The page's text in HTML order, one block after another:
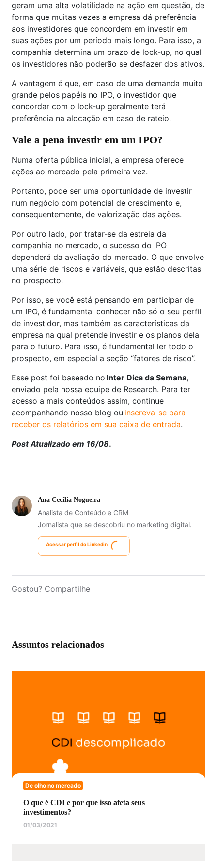
geram uma alta volatilidade na ação em questão, de
forma que muitas vezes a empresa dá preferência
aos investidores que concordem em investir em
suas ações por um período mais longo. Para isso, a
companhia determina um prazo de lock-up, no qual
os investidores não poderão se desfazer dos ativos.
A vantagem é que, em caso de uma demanda muito
grande pelos papéis no IPO, o investidor que
concordar com o lock-up geralmente terá
preferência na alocação em caso de rateio.
Vale a pena investir em um IPO?
Numa oferta pública inicial, a empresa oferece
ações ao mercado pela primeira vez.
Portanto, pode ser uma oportunidade de investir
num negócio com potencial de crescimento e,
consequentemente, de valorização das ações.
Por outro lado, por tratar-se da estreia da
companhia no mercado, o sucesso do IPO
dependerá da avaliação do mercado. O que envolve
uma série de riscos e variáveis, que estão descritas
no prospecto.
Por isso, se você está pensando em participar de
um IPO, é fundamental conhecer não só o seu perfil
de investidor, mas também as características da
empresa na qual pretende investir e os planos dela
para o futuro. Para isso, é fundamental ler todo o
prospecto, em especial a seção “fatores de risco”.
Esse post foi baseado no Inter Dica da Semana,
enviado pela nossa equipe de Research. Para ter
acesso a mais conteúdos assim, continue
acompanhando nosso blog ou inscreva-se para
receber os relatórios em sua caixa de entrada.
Post Atualizado em 16/08.
Ana Cecilia Nogueira
Analista de Conteúdo e CRM
Jornalista que se descobriu no marketing digital.
Acessar perfil do Linkedin
Gostou? Compartilhe
Assuntos relacionados
De olho no mercado
O que é CDI e por que isso afeta seus
investimentos?
01/03/2021